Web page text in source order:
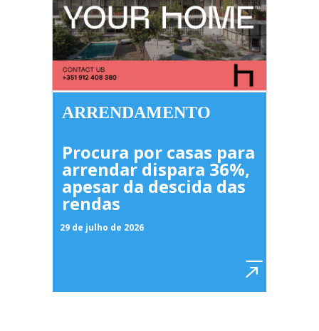
ARRENDAMENTO
Procura por casas para
arrendar dispara 36%,
apesar da descida das
rendas
29 de julho de 2026